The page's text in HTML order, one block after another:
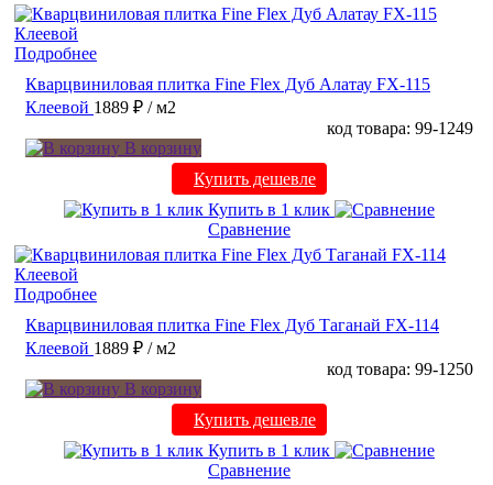
Подробнее
Кварцвиниловая плитка Fine Flex Дуб Алатау FX-115
Клеевой 1889 ₽ / м2
код товара: 99-1249
В корзину
Купить дешевле
Купить в 1 клик
Сравнение
Подробнее
Кварцвиниловая плитка Fine Flex Дуб Таганай FX-114
Клеевой 1889 ₽ / м2
код товара: 99-1250
В корзину
Купить дешевле
Купить в 1 клик
Сравнение